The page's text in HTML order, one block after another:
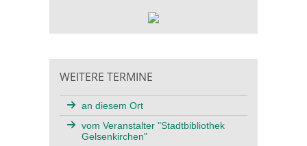
WEITERE TERMINE
an diesem Ort
vom Veranstalter "Stadtbibliothek
Gelsenkirchen"